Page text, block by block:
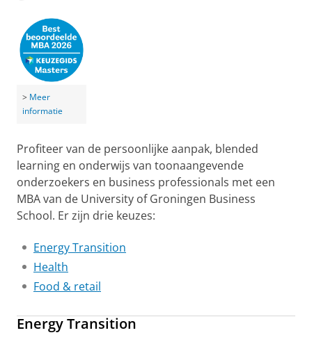
> Meer
informatie
Profiteer van de persoonlijke aanpak, blended
learning en onderwijs van toonaangevende
onderzoekers en business professionals met een
MBA van de University of Groningen Business
School. Er zijn drie keuzes:
Energy Transition
Health
Food & retail
Energy Transition